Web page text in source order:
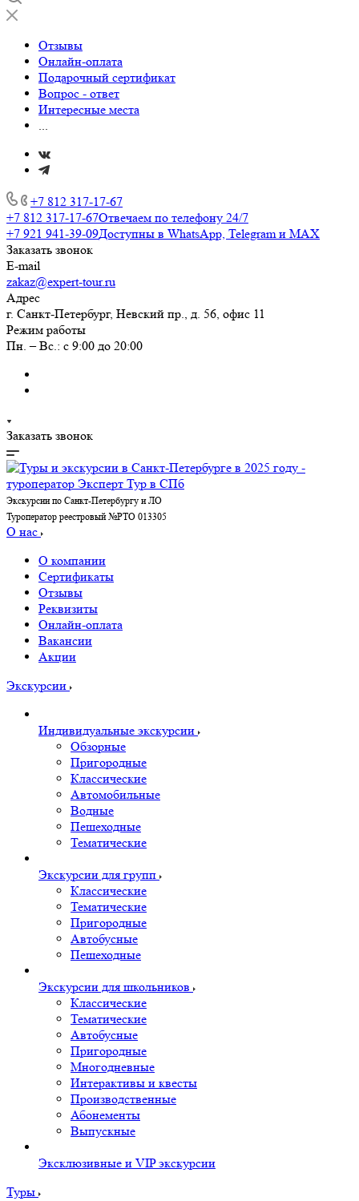
Отзывы
Онлайн-оплата
Подарочный сертификат
Вопрос - ответ
Интересные места
...
+7 812 317-17-67
+7 812 317-17-67Отвечаем по телефону 24/7
+7 921 941-39-09Доступны в WhatsApp, Telegram и MAX
Заказать звонок
E-mail
zakaz@expert-tour.ru
Адрес
г. Санкт-Петербург, Невский пр., д. 56, офис 11
Режим работы
Пн. – Вс.: с 9:00 до 20:00
Заказать звонок
Экскурсии по Санкт-Петербургу и ЛО
Туроператор реестровый №РТО 013305
О нас
О компании
Сертификаты
Отзывы
Реквизиты
Онлайн-оплата
Вакансии
Акции
Экскурсии
Индивидуальные экскурсии
Обзорные
Пригородные
Классические
Автомобильные
Водные
Пешеходные
Тематические
Экскурсии для групп
Классические
Тематические
Пригородные
Автобусные
Пешеходные
Экскурсии для школьников
Классические
Тематические
Автобусные
Пригородные
Многодневные
Интерактивы и квесты
Производственные
Абонементы
Выпускные
Эксклюзивные и VIP экскурсии
Туры